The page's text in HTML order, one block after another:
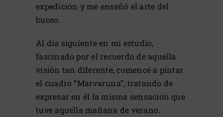
expedición y me enseñó el arte del
buceo.
Al día siguiente en mi estudio,
fascinado por el recuerdo de aquella
visión tan diferente, comencé a pintar
el cuadro “Marvaruna”, tratando de
expresar en él la misma sensación que
tuve aquella mañana de verano.